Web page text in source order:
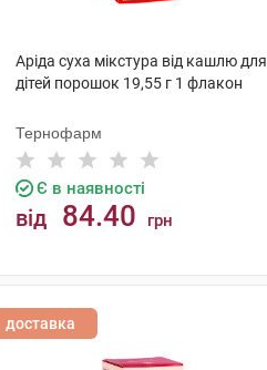
Аріда суха мікстура від кашлю для
дітей порошок 19,55 г 1 флакон
Тернофарм
Є в наявності
від 84.40 грн
доставка